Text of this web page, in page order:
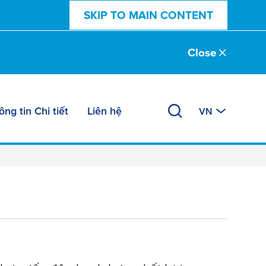
SKIP TO MAIN CONTENT
Close
tin Chi tiết Liên hệ VN